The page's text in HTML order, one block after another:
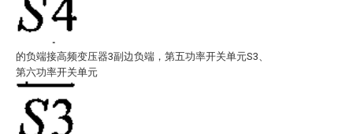
的负端接高频变压器3副边负端，第五功率开关单元S3、
第六功率开关单元